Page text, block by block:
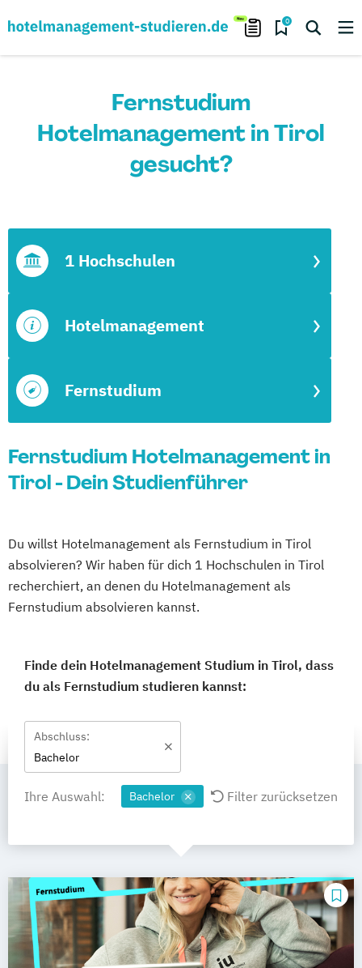
0
Fernstudium
Hotelmanagement in Tirol
gesucht?
Fernstudium
Hotelmanagement
1 Hochschulen
Fernstudium Hotelmanagement in
Tirol - Dein Studienführer
Du willst Hotelmanagement als Fernstudium in Tirol
absolvieren? Wir haben für dich 1 Hochschulen in Tirol
recherchiert, an denen du Hotelmanagement als
Fernstudium absolvieren kannst.
Finde dein Hotelmanagement Studium in Tirol, dass
du als Fernstudium studieren kannst:
Abschluss:
Bachelor
Ihre Auswahl: Bachelor Filter zurücksetzen